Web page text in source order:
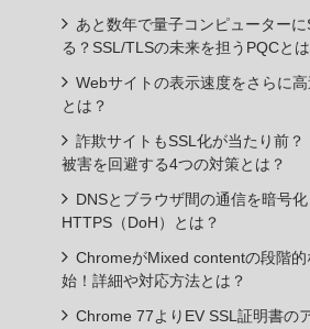
あと数年で量子コンピューター
る？SSL/TLSの未来を担うPQCとは
Webサイトの表示速度をさらに高
とは？
詐欺サイトもSSL化が当たり前？
被害を回避する4つの対策とは？
DNSとブラウザ間の通信を暗号
HTTPS（DoH）とは？
ChromeがMixed contentの段階的
始！詳細や対応方法とは？
Chrome 77よりEV SSL証明書の